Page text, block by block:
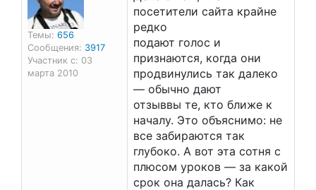
Темы: 656
Сообщения: 3917
Участник с: 03
марта 2010
посетители сайта крайне
редко
подают голос и
признаются, когда они
продвинулись так далеко
— обычно дают
отзыввы те, кто ближе к
началу. Это объяснимо: не
все забираются так
глубоко. А вот эта сотня с
плюсом уроков — за какой
срок она далась? Как